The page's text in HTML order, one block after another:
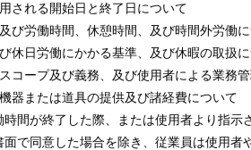
される開始⽇と終了⽇について
び労働時間、休憩時間、及び時間外労働
休⽇労働にかかる基準、及び休暇の取扱
コープ及び義務、及び使⽤者による業務
器または道具の提供及び諸経費について
時間が終了した際、または使⽤者より指⽰
⾯で同意した場合を除き、従業員は使⽤者